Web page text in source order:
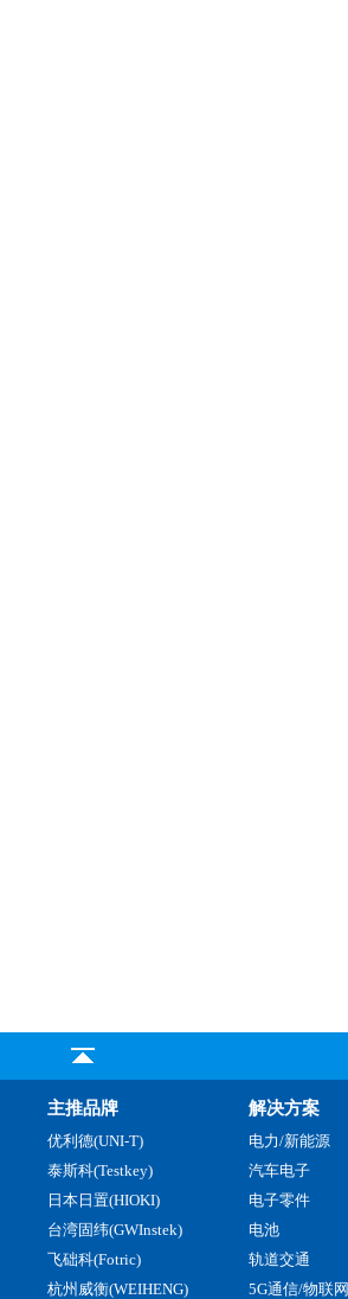
主推品牌
优利德(UNI-T)
泰斯科(Testkey)
日本日置(HIOKI)
台湾固纬(GWInstek)
飞础科(Fotric)
杭州威衡(WEIHENG)
解决方案
电力/新能源
汽车电子
电子零件
电池
轨道交通
5G通信/物联网